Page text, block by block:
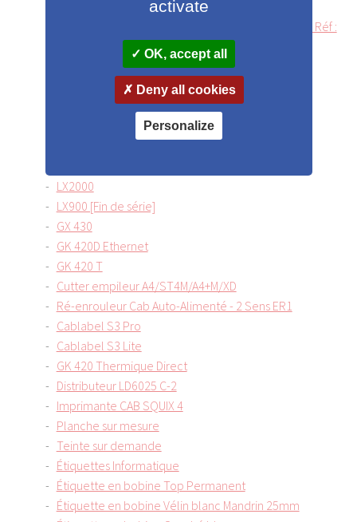
Applicateurs manuels
Cartouche encre Couleur CMY - LX500e PRIMERA - Réf :
Tête d'Impression Astro M1 C
Tête Primera LX2000
Packs bijoutier et joaillier
LX2000
LX900 [Fin de série]
GX 430
GK 420D Ethernet
GK 420 T
Cutter empileur A4/ST4M/A4+M/XD
Ré-enrouleur Cab Auto-Alimenté - 2 Sens ER1
Cablabel S3 Pro
Cablabel S3 Lite
GK 420 Thermique Direct
Distributeur LD6025 C-2
Imprimante CAB SQUIX 4
Planche sur mesure
Teinte sur demande
Étiquettes Informatique
Étiquette en bobine Top Permanent
Étiquette en bobine Vélin blanc Mandrin 25mm
activate
OK, accept all
Deny all cookies
Personalize